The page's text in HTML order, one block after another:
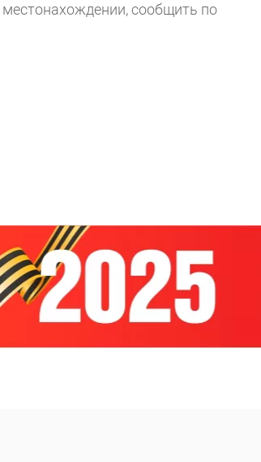
местонахождении, сообщить по